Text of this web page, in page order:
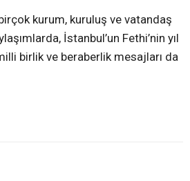
kurum, kuruluş ve vatandaş
İstanbul’un Fethi’nin yıl
birlik ve beraberlik mesajları da